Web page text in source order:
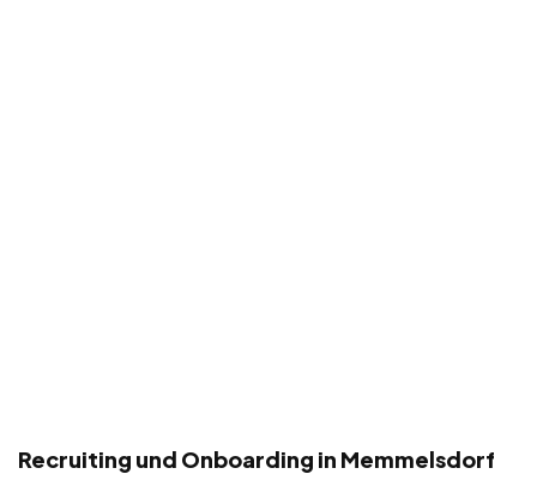
Recruiting und Onboarding in Memmelsdorf